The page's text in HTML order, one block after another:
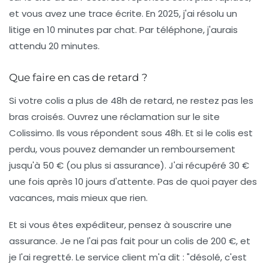
et vous avez une trace écrite. En 2025, j'ai résolu un
litige en 10 minutes par chat. Par téléphone, j'aurais
attendu 20 minutes.
Que faire en cas de retard ?
Si votre colis a plus de 48h de retard, ne restez pas les
bras croisés. Ouvrez une réclamation sur le site
Colissimo. Ils vous répondent sous 48h. Et si le colis est
perdu, vous pouvez demander un remboursement
jusqu'à 50 € (ou plus si assurance). J'ai récupéré 30 €
une fois après 10 jours d'attente. Pas de quoi payer des
vacances, mais mieux que rien.
Et si vous êtes expéditeur, pensez à souscrire une
assurance. Je ne l'ai pas fait pour un colis de 200 €, et
je l'ai regretté. Le service client m'a dit : "désolé, c'est